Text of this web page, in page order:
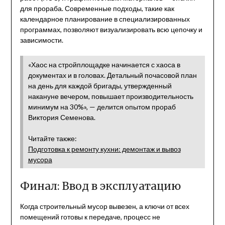
для прораба. Современные подходы, такие как
календарное планирование в специализированных
программах, позволяют визуализировать всю цепочку и
зависимости.
«Хаос на стройплощадке начинается с хаоса в
документах и в головах. Детальный почасовой план
на день для каждой бригады, утвержденный
накануне вечером, повышает производительность
минимум на 30%», — делится опытом прораб
Виктория Семенова.
Читайте также:
Подготовка к ремонту кухни: демонтаж и вывоз
мусора
Финал: Ввод в эксплуатацию
Когда строительный мусор вывезен, а ключи от всех
помещений готовы к передаче, процесс не